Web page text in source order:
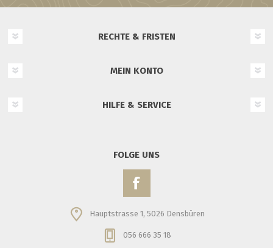
RECHTE & FRISTEN
MEIN KONTO
HILFE & SERVICE
FOLGE UNS
Hauptstrasse 1, 5026 Densbüren
056 666 35 18